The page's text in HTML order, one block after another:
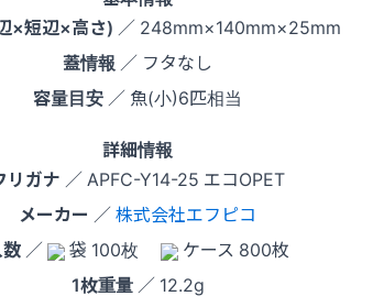
×短辺×高さ) ／ 248mm×140mm×25mm
蓋情報 ／ フタなし
容量目安 ／ 魚(小)6匹相当
詳細情報
リガナ ／ APFC-Y14-25 エコOPET
メーカー ／株式会社エフピコ
／ 袋 100枚
ケース 800枚
1枚重量／ 12.2g